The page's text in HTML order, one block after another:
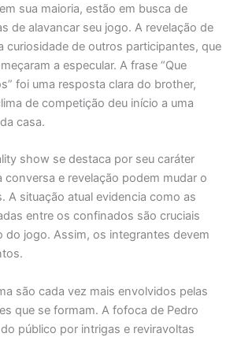
sua maioria, estão em busca de
de alavancar seu jogo. A revelação de
curiosidade de outros participantes, que
a especular. A frase “Que
foi uma resposta clara do brother,
de competição deu início a uma
casa.
show se destaca por seu caráter
conversa e revelação podem mudar o
A situação atual evidencia como as
entre os confinados são cruciais
do jogo. Assim, os integrantes devem
são cada vez mais envolvidos pelas
que se formam. A fofoca de Pedro
público por intrigas e reviravoltas